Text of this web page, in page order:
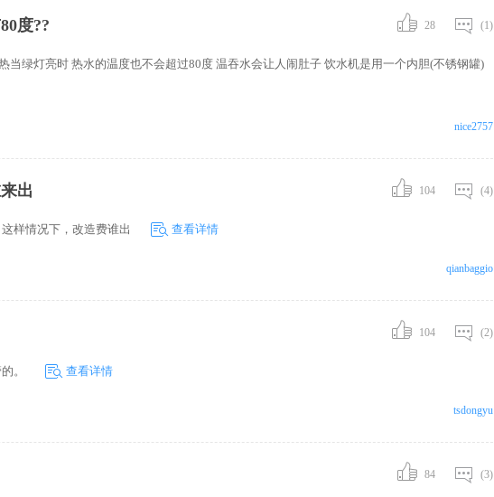
度?? (1)
28
当绿灯亮时 热水的温度也不会超过80度 温吞水会让人闹肚子 饮水机是用一个内胆(不锈钢罐)
nice2757
出 (4)
104
样情况下，改造费谁出 查看详情
qianbaggio
(2)
104
。 查看详情
tsdongyu
(3)
84